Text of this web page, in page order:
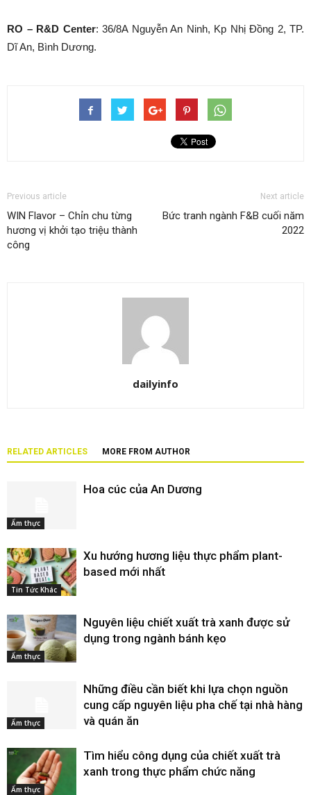
RO – R&D Center: 36/8A Nguyễn An Ninh, Kp Nhị Đồng 2, TP.
Dĩ An, Bình Dương.
Previous article
WIN Flavor – Chỉn chu từng
hương vị khởi tạo triệu thành
công
Next article
Bức tranh ngành F&B cuối năm
2022
dailyinfo
RELATED ARTICLES MORE FROM AUTHOR
Ẩm thực
Hoa cúc của An Dương
Tin Tức Khác
Xu hướng hương liệu thực phẩm plant-
based mới nhất
Ẩm thực
Nguyên liệu chiết xuất trà xanh được sử
dụng trong ngành bánh kẹo
Ẩm thực
Những điều cần biết khi lựa chọn nguồn
cung cấp nguyên liệu pha chế tại nhà hàng
và quán ăn
Ẩm thực
Tìm hiểu công dụng của chiết xuất trà
xanh trong thực phẩm chức năng